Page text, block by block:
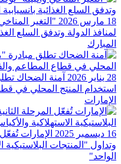
18 مارس 2026
"التغير
لمنافذ الدولة وتدفق السلع
المبارك
28 يناير 2026
آمنة الضحاك
الإمارات
16 ديسمبر 2025
الإمارات
وتداول "المنتجات البلاستيكية
الواحد"